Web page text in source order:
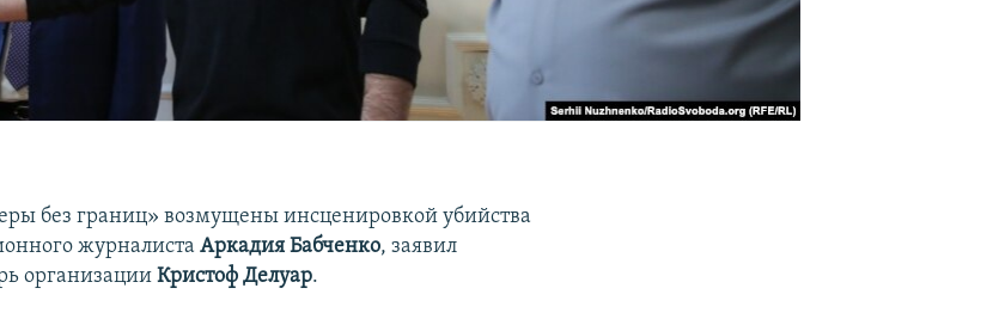
без границ» возмущены инсценировкой убийства
журналистаАркадия Бабченко, заявил
организации Кристоф Делуар.